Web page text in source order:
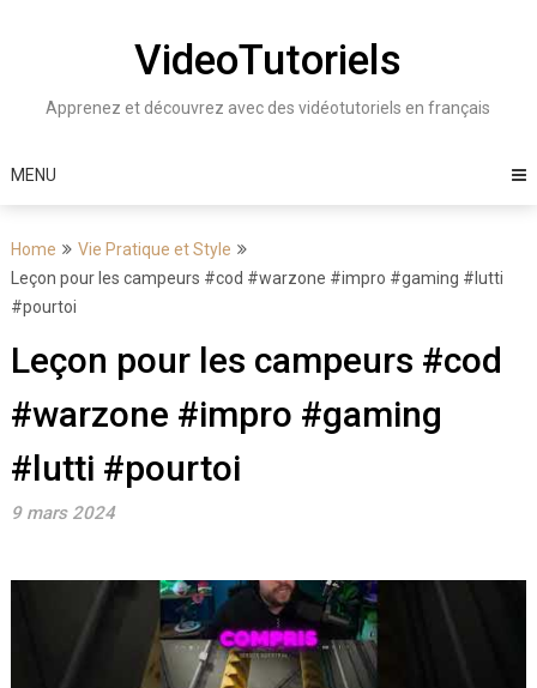
VideoTutoriels
Apprenez et découvrez avec des vidéotutoriels en français
MENU
Home
Vie Pratique et Style
Leçon pour les campeurs ​​​#cod #warzone #impro #gaming #lutti
#pourtoi
Leçon pour les campeurs ​​​#cod
#warzone #impro #gaming
#lutti #pourtoi
9 mars 2024